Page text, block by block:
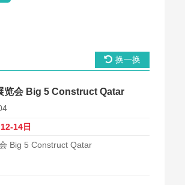
换一换
览会 Big 5 Construct Qatar
14日
Big 5 Construct Qatar